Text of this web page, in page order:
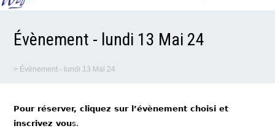
Évènement - lundi 13 Mai 24
> Évènement - lundi 13 Mai 24
Pour réserver, cliquez sur l’évènement choisi et
inscrivez vous.